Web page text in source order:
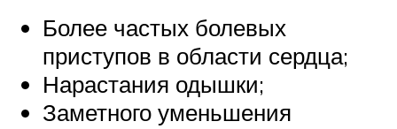
Более частых болевых
приступов в области сердца;
Нарастания одышки;
Заметного уменьшения